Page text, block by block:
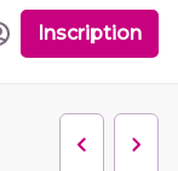
Inscription